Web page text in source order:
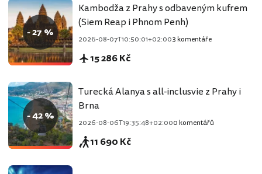
- 27 %
Kambodža z Prahy s odbaveným kufrem
(Siem Reap i Phnom Penh)
2026-08-07T10:50:01+02:003 komentáře
15 286 Kč
- 42 %
Turecká Alanya s all-inclusvie z Prahy i
Brna
2026-08-06T19:35:48+02:000 komentářů
11 690 Kč